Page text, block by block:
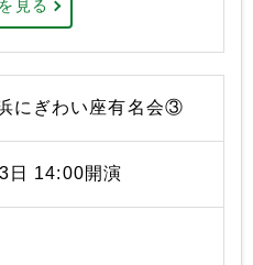
見る
にぎわい座有名会③
日 14:00開演